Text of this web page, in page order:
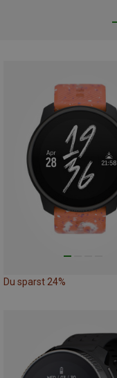
Du sparst 24%